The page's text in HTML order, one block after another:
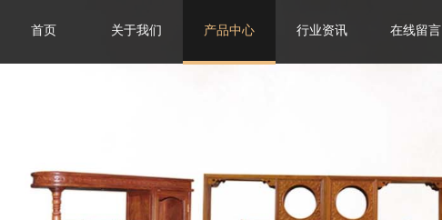
首页 关于我们 产品中心 行业资讯 在线留言